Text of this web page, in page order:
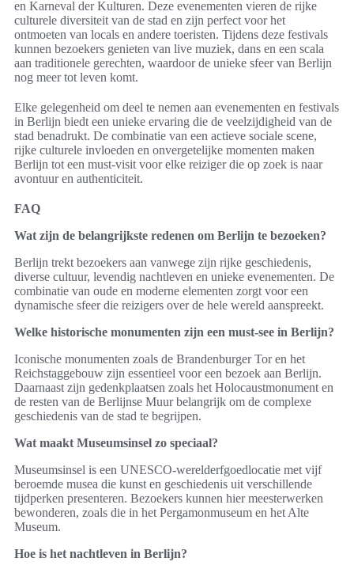
en Karneval der Kulturen. Deze evenementen vieren de rijke
culturele diversiteit van de stad en zijn perfect voor het
ontmoeten van locals en andere toeristen. Tijdens deze festivals
kunnen bezoekers genieten van live muziek, dans en een scala
aan traditionele gerechten, waardoor de unieke sfeer van Berlijn
nog meer tot leven komt.
Elke gelegenheid om deel te nemen aan evenementen en festivals
in Berlijn biedt een unieke ervaring die de veelzijdigheid van de
stad benadrukt. De combinatie van een actieve sociale scene,
rijke culturele invloeden en onvergetelijke momenten maken
Berlijn tot een must-visit voor elke reiziger die op zoek is naar
avontuur en authenticiteit.
FAQ
Wat zijn de belangrijkste redenen om Berlijn te bezoeken?
Berlijn trekt bezoekers aan vanwege zijn rijke geschiedenis,
diverse cultuur, levendig nachtleven en unieke evenementen. De
combinatie van oude en moderne elementen zorgt voor een
dynamische sfeer die reizigers over de hele wereld aanspreekt.
Welke historische monumenten zijn een must-see in Berlijn?
Iconische monumenten zoals de Brandenburger Tor en het
Reichstaggebouw zijn essentieel voor een bezoek aan Berlijn.
Daarnaast zijn gedenkplaatsen zoals het Holocaustmonument en
de resten van de Berlijnse Muur belangrijk om de complexe
geschiedenis van de stad te begrijpen.
Wat maakt Museumsinsel zo speciaal?
Museumsinsel is een UNESCO-werelderfgoedlocatie met vijf
beroemde musea die kunst en geschiedenis uit verschillende
tijdperken presenteren. Bezoekers kunnen hier meesterwerken
bewonderen, zoals die in het Pergamonmuseum en het Alte
Museum.
Hoe is het nachtleven in Berlijn?